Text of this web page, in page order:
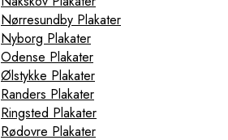
Nørresundby Plakater
Nyborg Plakater
Odense Plakater
Ølstykke Plakater
Randers Plakater
Ringsted Plakater
Rødovre Plakater